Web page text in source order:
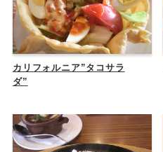
カリフォルニア”タコサラ
ダ”